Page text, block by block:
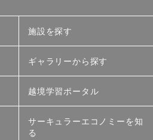
施設を探す
ギャラリーから探す
越境学習ポータル
サーキュラーエコノミーを知
る